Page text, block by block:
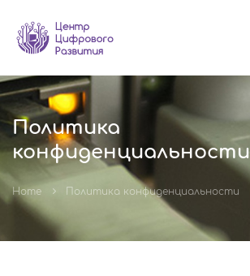
Политика
конфиденциальности
Home Политика конфиденциальности